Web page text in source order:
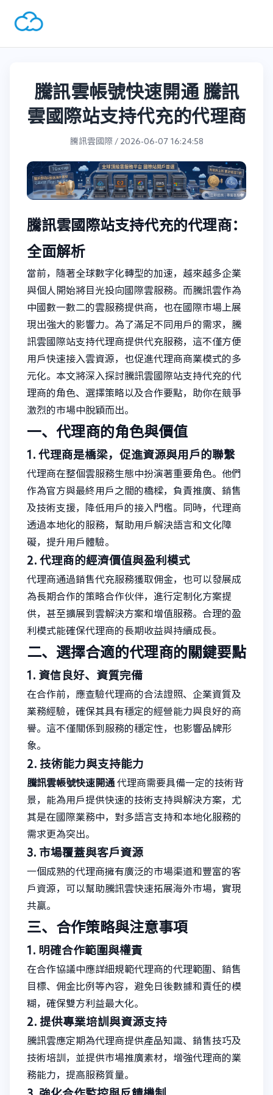
騰訊雲帳號快速開通 騰訊
雲國際站支持代充的代理商
騰訊雲國際 / 2026-06-07 16:24:58
騰訊雲國際站支持代充的代理商：
全面解析
當前，隨著全球數字化轉型的加速，越來越多企業
與個人開始將目光投向國際雲服務。而騰訊雲作為
中國數一數二的雲服務提供商，也在國際市場上展
現出強大的影響力。為了滿足不同用戶的需求，騰
訊雲國際站支持代理商提供代充服務，這不僅方便
用戶快速接入雲資源，也促進代理商商業模式的多
元化。本文將深入探討騰訊雲國際站支持代充的代
理商的角色、選擇策略以及合作要點，助你在競爭
激烈的市場中脫穎而出。
一、代理商的角色與價值
1. 代理商是橋梁，促進資源與用戶的聯繫
代理商在整個雲服務生態中扮演著重要角色。他們
作為官方與最終用戶之間的橋樑，負責推廣、銷售
及技術支援，降低用戶的接入門檻。同時，代理商
透過本地化的服務，幫助用戶解決語言和文化障
礙，提升用戶體驗。
2. 代理商的經濟價值與盈利模式
代理商通過銷售代充服務獲取佣金，也可以發展成
為長期合作的策略合作伙伴，進行定制化方案提
供，甚至擴展到雲解決方案和增值服務。合理的盈
利模式能確保代理商的長期收益與持續成長。
二、選擇合適的代理商的關鍵要點
1. 資信良好、資質完備
在合作前，應查驗代理商的合法證照、企業資質及
業務經驗，確保其具有穩定的經營能力與良好的商
譽。這不僅關係到服務的穩定性，也影響品牌形
象。
2. 技術能力與支持能力
騰訊雲帳號快速開通 代理商需要具備一定的技術背
景，能為用戶提供快速的技術支持與解決方案，尤
其是在國際業務中，對多語言支持和本地化服務的
需求更為突出。
3. 市場覆蓋與客戶資源
一個成熟的代理商擁有廣泛的市場渠道和豐富的客
戶資源，可以幫助騰訊雲快速拓展海外市場，實現
共贏。
三、合作策略與注意事項
1. 明確合作範圍與權責
在合作協議中應詳細規範代理商的代理範圍、銷售
目標、佣金比例等內容，避免日後數據和責任的模
糊，確保雙方利益最大化。
2. 提供專業培訓與資源支持
騰訊雲應定期為代理商提供產品知識、銷售技巧及
技術培訓，並提供市場推廣素材，增強代理商的業
務能力，提高服務質量。